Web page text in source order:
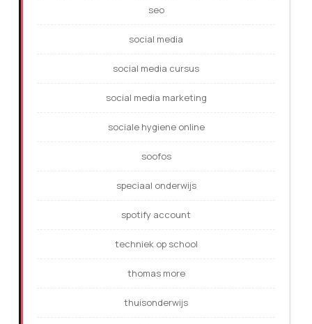
seo
social media
social media cursus
social media marketing
sociale hygiene online
soofos
speciaal onderwijs
spotify account
techniek op school
thomas more
thuisonderwijs